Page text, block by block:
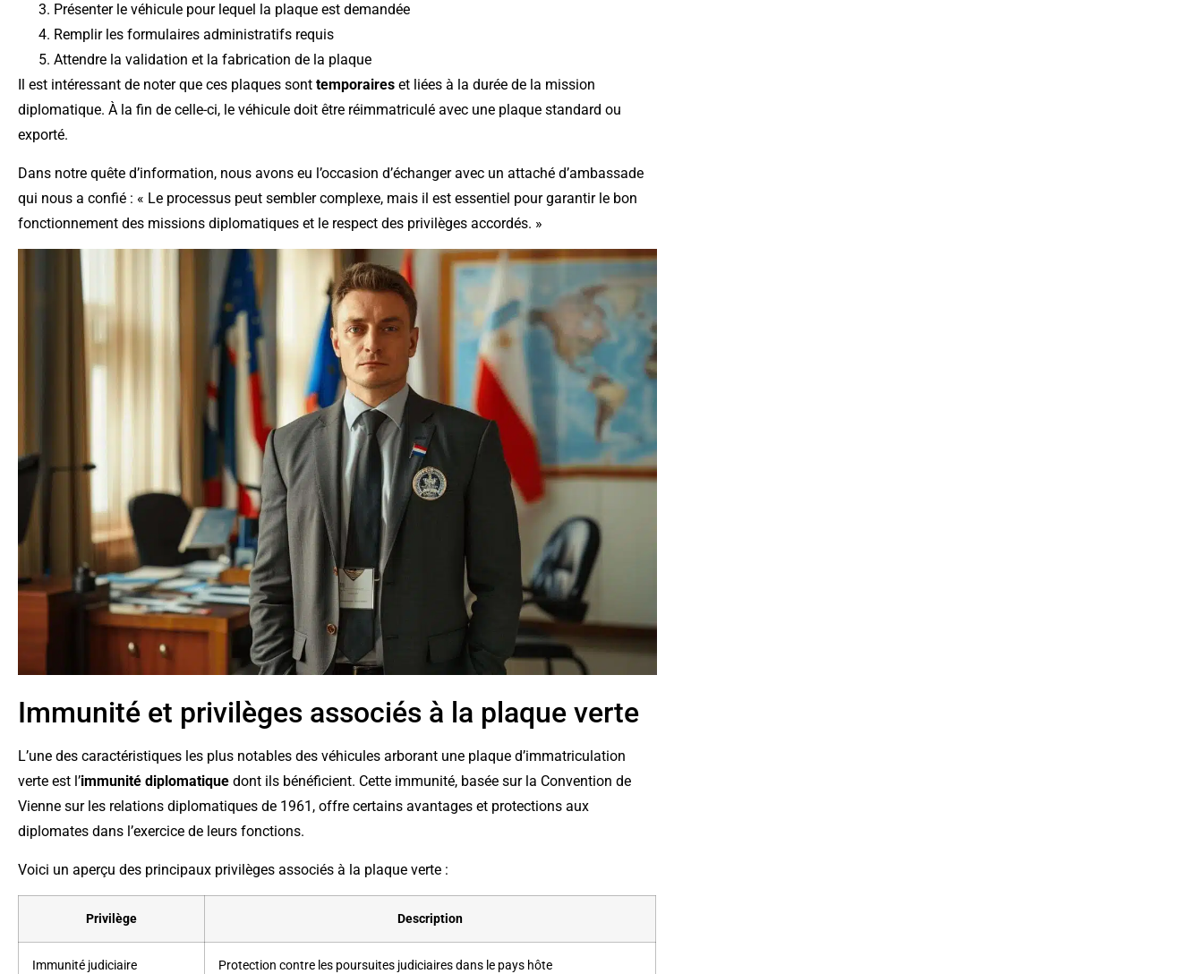
Présenter le véhicule pour lequel la plaque est demandée
Remplir les formulaires administratifs requis
Attendre la validation et la fabrication de la plaque
Il est intéressant de noter que ces plaques sont temporaires et liées à la durée de la mission
diplomatique. À la fin de celle-ci, le véhicule doit être réimmatriculé avec une plaque standard ou
exporté.
Dans notre quête d’information, nous avons eu l’occasion d’échanger avec un attaché d’ambassade
qui nous a confié : « Le processus peut sembler complexe, mais il est essentiel pour garantir le bon
fonctionnement des missions diplomatiques et le respect des privilèges accordés. »
Immunité et privilèges associés à la plaque verte
L’une des caractéristiques les plus notables des véhicules arborant une plaque d’immatriculation
verte est l’immunité diplomatique dont ils bénéficient. Cette immunité, basée sur la Convention de
Vienne sur les relations diplomatiques de 1961, offre certains avantages et protections aux
diplomates dans l’exercice de leurs fonctions.
Voici un aperçu des principaux privilèges associés à la plaque verte :
Privilège Description
Immunité judiciaire Protection contre les poursuites judiciaires dans le pays hôte